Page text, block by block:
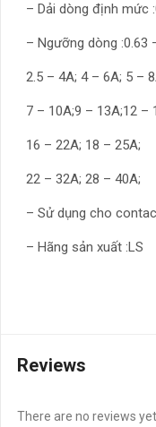
– Dải dòng định mức
– Ngưỡng dòng :0.63
2.5 – 4A; 4 – 6A; 5 –
7 – 10A;9 – 13A;12 –
16 – 22A; 18 – 25A;
22 – 32A; 28 – 40A;
– Sử dụng cho
– Hãng sản xuất :LS
Reviews
There are no reviews yet.